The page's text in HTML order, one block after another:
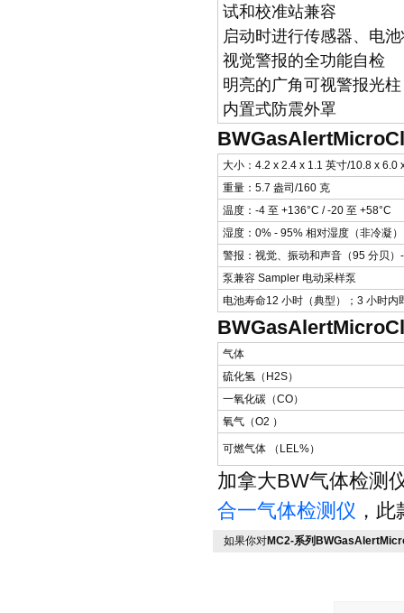
试和校准站兼容
启动时进行传感器、电
视觉警报的全功能自检
明亮的广角可视警报光柱
内置式防震外罩
大小：4.2 x 2.4 x 1.1 英寸/10.8 x 6.0
重量：5.7 盎司/160 克
温度：-4 至 +136°C / -20 至 +58°C
湿度：0% - 95% 相对湿度（非冷凝）
警报：视觉、振动和声音（95 分贝
泵兼容 Sampler 电动采样泵
电池寿命12 小时（典型）；3 小时内
气体
硫化氢（H2S）
一氧化碳（CO）
氧气（O2 ）
可燃气体 （LEL%）
加拿大BW气体检测
合一气体检测仪 ，
如果你对MC2-系列